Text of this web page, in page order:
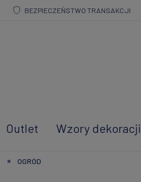
BEZPIECZEŃSTWO TRANSAKCJI
Outlet Wzory dekoracji
» OGRÓD